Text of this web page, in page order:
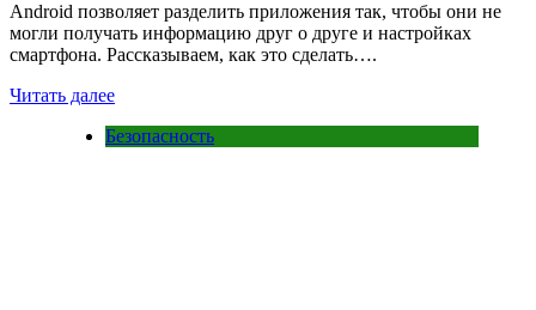
Android позволяет разделить приложения так, чтобы они не
могли получать информацию друг о друге и настройках
смартфона. Рассказываем, как это сделать….
Читать далее
Безопасность